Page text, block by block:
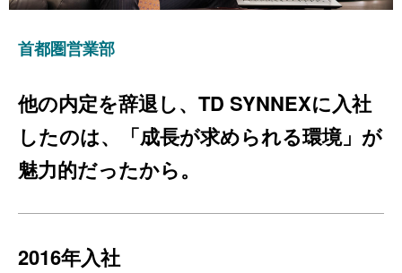
首都圏営業部
他の内定を辞退し、TD SYNNEXに入社
したのは、「成長が求められる環境」が
魅力的だったから。
2016年入社